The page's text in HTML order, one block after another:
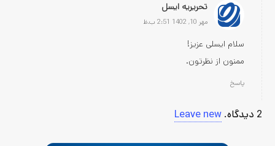
2 دیدگاه.
Leave new
تحریریه ایسل
مهر 10, 1402 2:51 ب.ظ
سلام ایسلی عزیز!
ممنون از نظرتون.
پاسخ